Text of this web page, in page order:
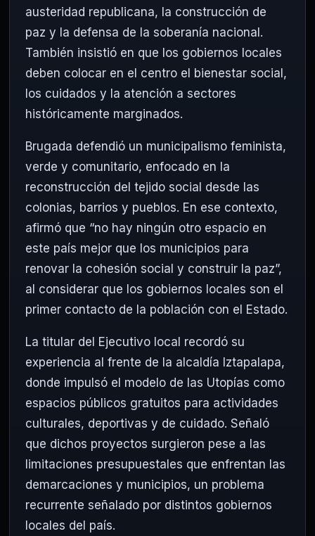
austeridad republicana, la construcción de
paz y la defensa de la soberanía nacional.
También insistió en que los gobiernos locales
deben colocar en el centro el bienestar social,
los cuidados y la atención a sectores
históricamente marginados.
Brugada defendió un municipalismo feminista,
verde y comunitario, enfocado en la
reconstrucción del tejido social desde las
colonias, barrios y pueblos. En ese contexto,
afirmó que “no hay ningún otro espacio en
este país mejor que los municipios para
renovar la cohesión social y construir la paz”,
al considerar que los gobiernos locales son el
primer contacto de la población con el Estado.
La titular del Ejecutivo local recordó su
experiencia al frente de la alcaldía Iztapalapa,
donde impulsó el modelo de las Utopías como
espacios públicos gratuitos para actividades
culturales, deportivas y de cuidado. Señaló
que dichos proyectos surgieron pese a las
limitaciones presupuestales que enfrentan las
demarcaciones y municipios, un problema
recurrente señalado por distintos gobiernos
locales del país.